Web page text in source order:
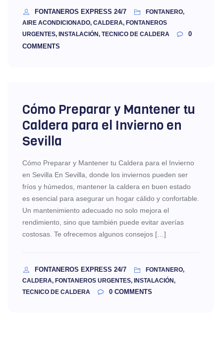
FONTANEROS EXPRESS 24/7
FONTANERO,
AIRE ACONDICIONADO, CALDERA, FONTANEROS
URGENTES, INSTALACIÓN, TECNICO DE CALDERA
0
COMMENTS
Cómo Preparar y Mantener tu
Caldera para el Invierno en
Sevilla
Cómo Preparar y Mantener tu Caldera para el Invierno
en Sevilla En Sevilla, donde los inviernos pueden ser
fríos y húmedos, mantener la caldera en buen estado
es esencial para asegurar un hogar cálido y confortable.
Un mantenimiento adecuado no solo mejora el
rendimiento, sino que también puede evitar averías
costosas. Te ofrecemos algunos consejos […]
FONTANEROS EXPRESS 24/7
FONTANERO,
CALDERA, FONTANEROS URGENTES, INSTALACIÓN,
TECNICO DE CALDERA
0 COMMENTS